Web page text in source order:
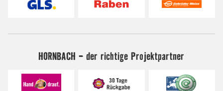
HORNBACH - der richtige Projektpartner